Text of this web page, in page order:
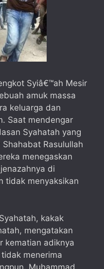
Syiâ€™ah Mesir
amuk massa
keluarga dan
Saat mendengar
Syahatah yang
Rasulullah
menegaskan
di
tidak menyaksikan
kakak
mengatakan
kematian adiknya
menerima
Muhammad